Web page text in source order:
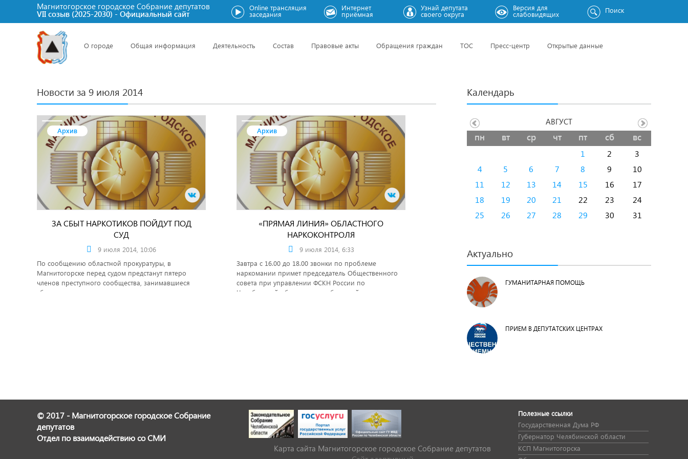
Магнитогорское городское Cобрание депутатов
VII созыв (2025-2030) - Официальный сайт
Online трансляция
заседания
Интернет
приёмная
Узнай депутата
своего округа
Версия для
слабовидящих Поиск
О городе Общая информация Деятельность Состав Правовые акты Обращения граждан ТОС Пресс-центр Открытые данные
Новости за 9 июля 2014
Архив
ЗА СБЫТ НАРКОТИКОВ ПОЙДУТ ПОД
СУД
9 июля 2014, 10:06
По сообщению областной прокуратуры, в
Магнитогорске перед судом предстанут пятеро
членов преступного сообщества, занимавшиеся
сбытом наркотических средств.
Архив
«ПРЯМАЯ ЛИНИЯ» ОБЛАСТНОГО
НАРКОКОНТРОЛЯ
9 июля 2014, 6:33
Завтра с 16.00 до 18.00 звонки по проблеме
наркомании примет председатель Общественного
совета при управлении ФСКН России по
Челябинской области, член областной
Календарь
пн вт ср чт пт сб вс
1 2
3
4
5 6 7 8 9
10
11
12 13 14 15 16
17
18
19 20 21 22 23
24
25
26 27 28 29 30 31
АВГУСТ
Актуально
ГУМАНИТАРНАЯ ПОМОЩЬ
ПРИЕМ В ДЕПУТАТСКИХ ЦЕНТРАХ
© 2017 - Магнитогорское городское Собрание
депутатов
Отдел по взаимодействию со СМИ
Карта сайта Магнитогорское городское Cобрание депутатов
Полезные ссылки
Государственная Дума РФ
Губернатор Челябинской области
КСП Магнитогорска